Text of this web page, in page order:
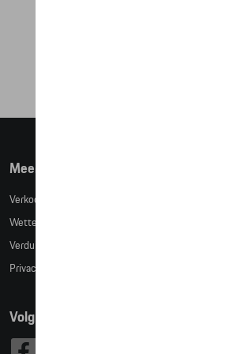
Meer info
Verkoopsvoorwaarden
Wettelijke bepalingen
Verduidelijking kledingmaten
Privacybeleid
Volg Ons